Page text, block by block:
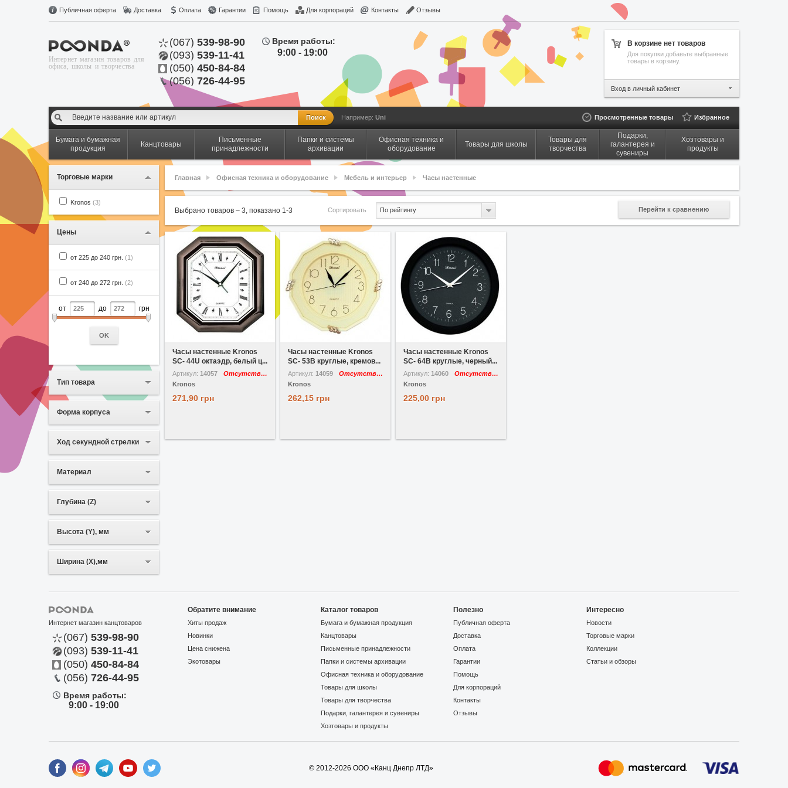
Публичная оферта Доставка Оплата Гарантии Помощь Для корпораций Контакты Отзывы
Интернет магазин товаров для
офиса, школы и творчества
(067) 539-98-90
(093) 539-11-41
(050) 450-84-84
(056) 726-44-95
Время работы:
9:00 - 19:00
В корзине нет товаров
Для покупки добавьте выбранные
товары в корзину.
Вход в личный кабинет
Например: Uni Просмотренные товары Избранное
Бумага и бумажная
продукция
Канцтовары
Письменные
принадлежности
Папки и системы
архивации
Офисная техника и
оборудование
Товары для школы
Товары для
творчества
Подарки,
галантерея и
сувениры
Хозтовары и
продукты
Торговые марки
Kronos (3)
Цены
от 225 до 240 грн. (1)
от 240 до 272 грн. (2)
от до грн
OK
Тип товара
Форма корпуса
Ход секундной стрелки
Материал
Глубина (Z)
Высота (Y), мм
Ширина (X),мм
Главная Офисная техника и оборудование Мебель и интерьер Часы настенные
Выбрано товаров – 3, показано 1-3 Перейти к сравнению
Сортировать По рейтингу
В избранное Сравнить
Часы настенные Kronos
SC- 44U октаэдр, белый ц...
Артикул: 14057
Отсутствует
Kronos
271,90 грн
В избранное
Часы настенные Kronos
SC- 53B круглые, кремов...
Артикул: 14059
Отсутствует
Kronos
262,15 грн
В избранное Сравнить
Часы настенные Kronos
SC- 64B круглые, черный...
Артикул: 14060
Отсутствует
Kronos
225,00 грн
Интернет магазин канцтоваров
(067) 539-98-90
(093) 539-11-41
(050) 450-84-84
(056) 726-44-95
Время работы:
9:00 - 19:00
Обратите внимание
Хиты продаж
Новинки
Цена снижена
Экотовары
Каталог товаров
Бумага и бумажная продукция
Канцтовары
Письменные принадлежности
Папки и системы архивации
Офисная техника и оборудование
Товары для школы
Товары для творчества
Подарки, галантерея и сувениры
Хозтовары и продукты
Полезно
Публичная оферта
Доставка
Оплата
Гарантии
Помощь
Для корпораций
Контакты
Отзывы
Интересно
Новости
Торговые марки
Коллекции
Статьи и обзоры
© 2012-2026 ООО «Канц Днепр ЛТД»